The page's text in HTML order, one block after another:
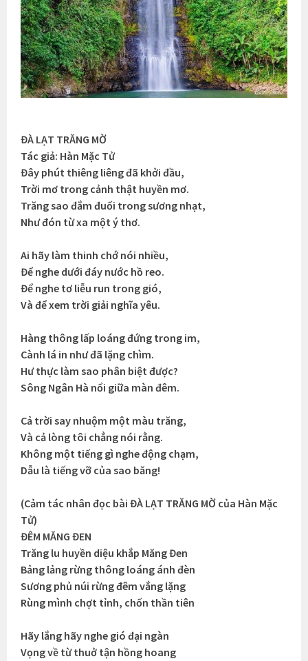
ĐÀ LẠT TRĂNG MỜ
Tác giả: Hàn Mặc Tử
Đây phút thiêng liêng đã khởi đầu,
Trời mơ trong cảnh thật huyền mơ.
Trăng sao đắm đuối trong sương nhạt,
Như đón từ xa một ý thơ.
Ai hãy làm thinh chớ nói nhiều,
Để nghe dưới đáy nước hồ reo.
Để nghe tơ liễu run trong gió,
Và để xem trời giải nghĩa yêu.
Hàng thông lấp loáng đứng trong im,
Cành lá in như đã lặng chìm.
Hư thực làm sao phân biệt được?
Sông Ngân Hà nổi giữa màn đêm.
Cả trời say nhuộm một màu trăng,
Và cả lòng tôi chẳng nói rằng.
Không một tiếng gì nghe động chạm,
Dẫu là tiếng vỡ của sao băng!
(Cảm tác nhân đọc bài ĐÀ LẠT TRĂNG MỜ của Hàn Mặc
Tử)
ĐÊM MĂNG ĐEN
Trăng lu huyền diệu khắp Măng Đen
Bảng lảng rừng thông loáng ánh đèn
Sương phủ núi rừng đêm vắng lặng
Rùng mình chợt tỉnh, chốn thần tiên
Hãy lắng hãy nghe gió đại ngàn
Vọng về từ thuở tận hồng hoang